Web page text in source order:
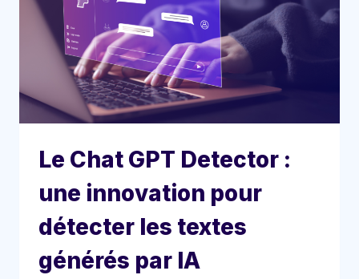
Le Chat GPT Detector :
une innovation pour
détecter les textes
générés par IA